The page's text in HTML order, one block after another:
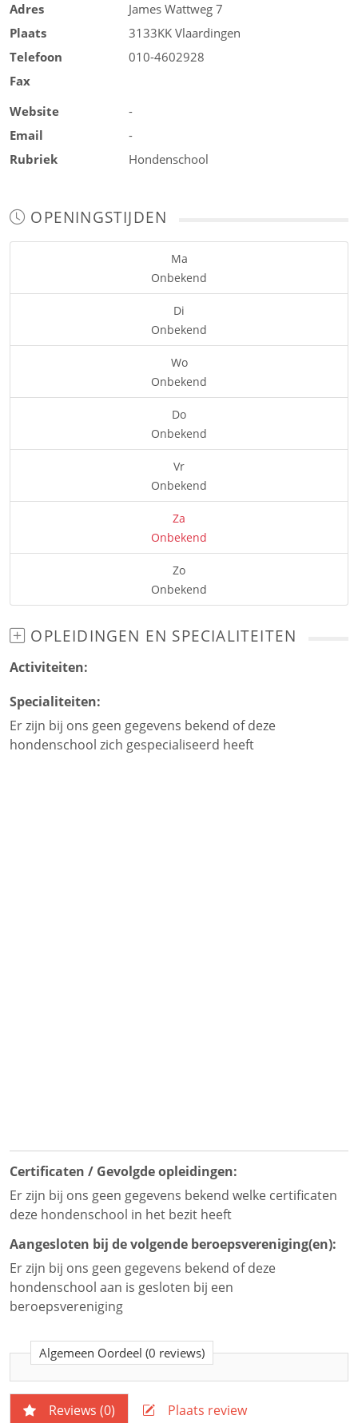
Adres
James Wattweg 7
Plaats
3133KK Vlaardingen
Telefoon
010-4602928
Fax
Website
-
Email
-
Rubriek
Hondenschool
OPENINGSTIJDEN
Ma
Onbekend
Di
Onbekend
Wo
Onbekend
Do
Onbekend
Vr
Onbekend
Za
Onbekend
Zo
Onbekend
OPLEIDINGEN EN SPECIALITEITEN
Activiteiten:
Specialiteiten:
Er zijn bij ons geen gegevens bekend of deze
hondenschool zich gespecialiseerd heeft
Certificaten / Gevolgde opleidingen:
Er zijn bij ons geen gegevens bekend welke certificaten
deze hondenschool in het bezit heeft
Aangesloten bij de volgende beroepsvereniging(en):
Er zijn bij ons geen gegevens bekend of deze
hondenschool aan is gesloten bij een
beroepsvereniging
Algemeen Oordeel (0 reviews)
Reviews (0) Plaats review